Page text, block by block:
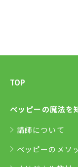
TOP
ペッピーの魔法を
講師について
ペッピーのメソ